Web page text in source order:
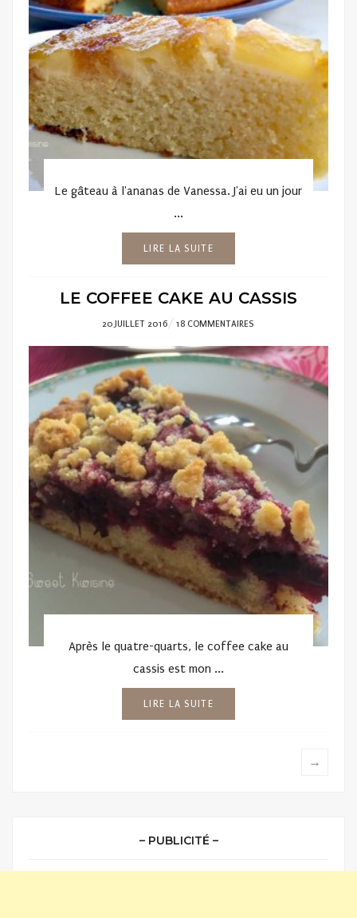
Le gâteau à l'ananas de Vanessa. J'ai eu un jour
...
LIRE LA SUITE
LE COFFEE CAKE AU CASSIS
POSTED
ON
20 JUILLET 2016 18 COMMENTAIRES
Après le quatre-quarts, le coffee cake au
cassis est mon ...
LIRE LA SUITE
→
– PUBLICITÉ –